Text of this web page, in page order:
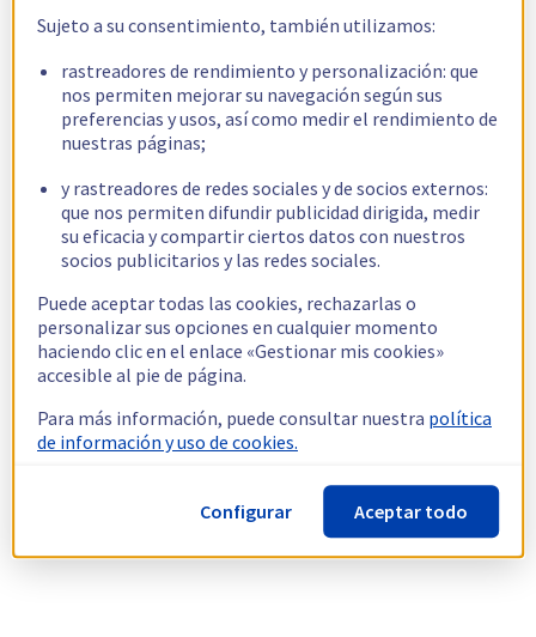
Sujeto a su consentimiento, también utilizamos:
rastreadores de rendimiento y personalización: que
nos permiten mejorar su navegación según sus
preferencias y usos, así como medir el rendimiento de
nuestras páginas;
y rastreadores de redes sociales y de socios externos:
que nos permiten difundir publicidad dirigida, medir
su eficacia y compartir ciertos datos con nuestros
socios publicitarios y las redes sociales.
Puede aceptar todas las cookies, rechazarlas o
personalizar sus opciones en cualquier momento
haciendo clic en el enlace «Gestionar mis cookies»
accesible al pie de página.
Para más información, puede consultar nuestra política
de información y uso de cookies.
Configurar Aceptar todo